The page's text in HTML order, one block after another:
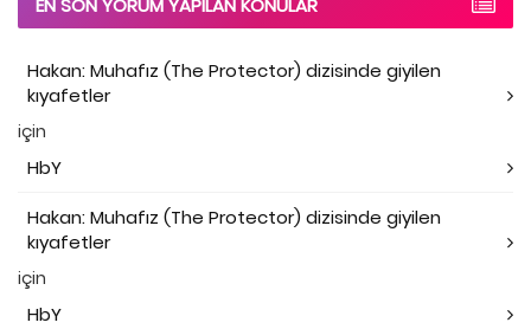
EN SON YORUM YAPILAN KONULAR
Hakan: Muhafız (The Protector) dizisinde giyilen
kıyafetler
için
HbY
Hakan: Muhafız (The Protector) dizisinde giyilen
kıyafetler
için
HbY